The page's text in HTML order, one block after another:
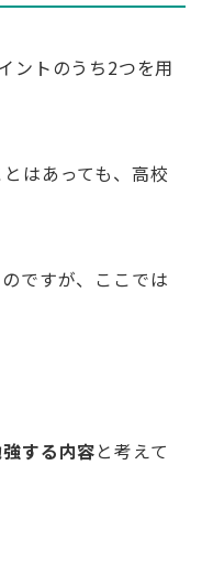
ントのうち2つを用
はあっても、高校
ですが、ここでは
する内容と考えて